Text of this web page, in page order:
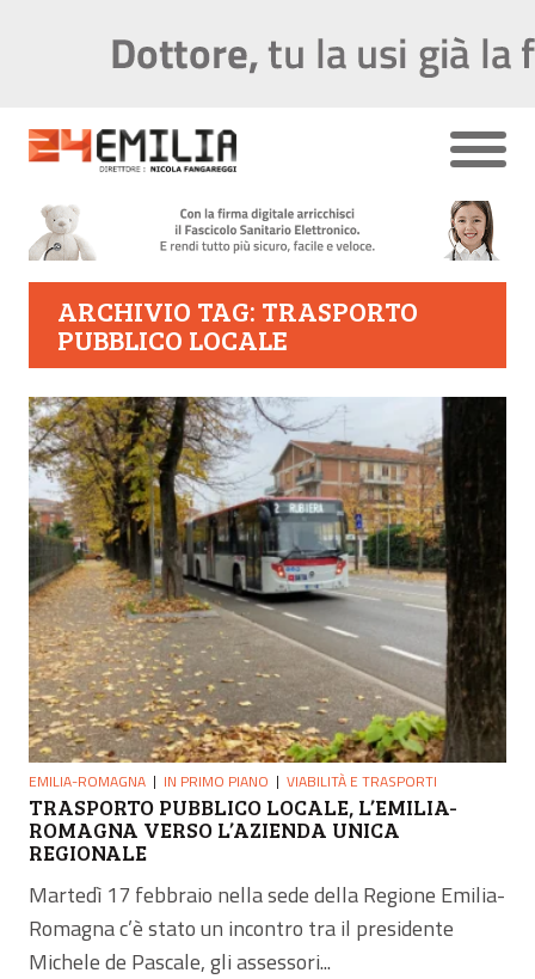
ARCHIVIO TAG: TRASPORTO
PUBBLICO LOCALE
EMILIA-ROMAGNA IN PRIMO PIANO VIABILITÀ E TRASPORTI
TRASPORTO PUBBLICO LOCALE, L’EMILIA-
ROMAGNA VERSO L’AZIENDA UNICA
REGIONALE
Martedì 17 febbraio nella sede della Regione Emilia-
Romagna c’è stato un incontro tra il presidente
Michele de Pascale, gli assessori...